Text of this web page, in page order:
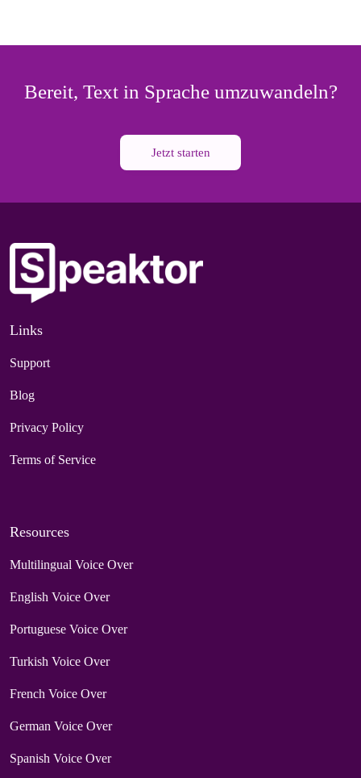
Bereit, Text in Sprache umzuwandeln?
Jetzt starten
Links
Support
Blog
Privacy Policy
Terms of Service
Resources
Multilingual Voice Over
English Voice Over
Portuguese Voice Over
Turkish Voice Over
French Voice Over
German Voice Over
Spanish Voice Over